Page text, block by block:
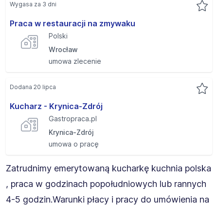
Praca w restauracji na zmywaku
Polski
Wrocław
umowa zlecenie
Wygasa za 3 dni
Kucharz - Krynica-Zdrój
Gastropraca.pl
Krynica-Zdrój
umowa o pracę
Dodana 20 lipca
Zatrudnimy emerytowaną kucharkę kuchnia polska
, praca w godzinach popołudniowych lub rannych
4-5 godzin.Warunki płacy i pracy do umówienia na